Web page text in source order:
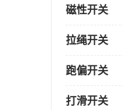
磁性开关
拉绳开关
跑偏开关
打滑开关